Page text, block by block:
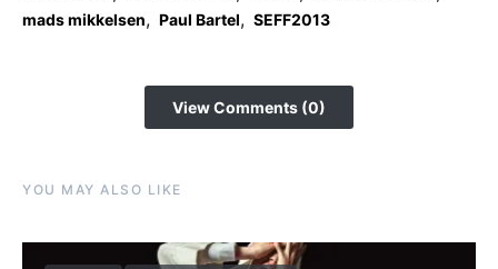
mads mikkelsen, Paul Bartel, SEFF2013
View Comments (0)
YOU MAY ALSO LIKE